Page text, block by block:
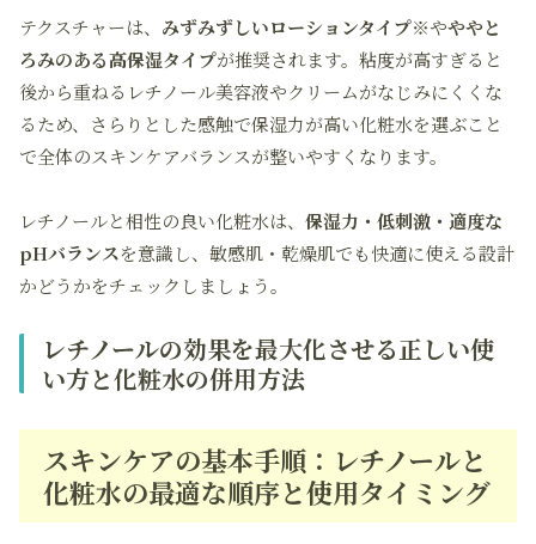
テクスチャーは、 みずみずしいローションタイプ※やややと
ろみのある高保湿タイプが推奨されます。粘度が高すぎると
後から重ねるレチノール美容液やクリームがなじみにくくな
るため、さらりとした感触で保湿力が高い化粧水を選ぶこと
で全体のスキンケアバランスが整いやすくなります。
レチノールと相性の良い化粧水は、 保湿力・低刺激・適度な
pHバランスを意識し、敏感肌・乾燥肌でも快適に使える設計
かどうかをチェックしましょう。
レチノールの効果を最大化させる正しい使
い方と化粧水の併用方法
スキンケアの基本手順：レチノールと
化粧水の最適な順序と使用タイミング